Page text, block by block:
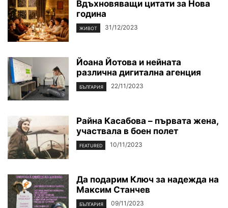
Вдъхновяващи цитати за Нова
година
ЖИВОТ 31/12/2023
Йоана Йотова и нейната
различна дигитална агенция
БЪЛГАРИЯ 22/11/2023
Райна Касабова – първата жена,
участвала в боен полет
FEATURED 10/11/2023
Да подарим Ключ за надежда на
Максим Станчев
БЪЛГАРИЯ 09/11/2023